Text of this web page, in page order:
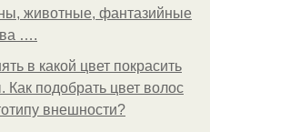
животные, фантазийные
….
в какой цвет покрасить
Как подобрать цвет волос
внешности?